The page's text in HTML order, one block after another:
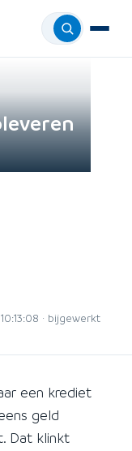
Menu
· bijgewerkt
een krediet
geld
Dat klinkt